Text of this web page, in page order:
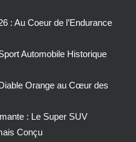
: Au Coeur de l’Endurance
Automobile Historique
Orange au Cœur des
: Le Super SUV
Conçu